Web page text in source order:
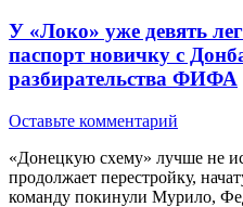
У «Локо» уже девять
паспорт новичку с
разбирательства ФИФА
Оставьте комментарий
«‎Донецкую схему» лучше не
продолжает перестройку,
команду покинули Мурило,